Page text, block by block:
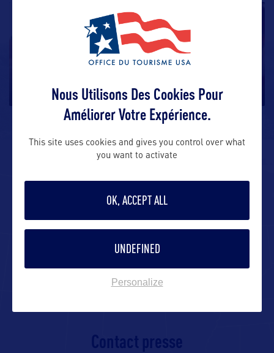
impressionnante : la
ALLEZ PLUS LOIN
ADRESSES
C/O Unique Consulting
Contact presse
Nous Utilisons Des Cookies Pour
Améliorer Votre Expérience.
This site uses cookies and gives you control over what
you want to activate
OK, ACCEPT ALL
UNDEFINED
Personalize